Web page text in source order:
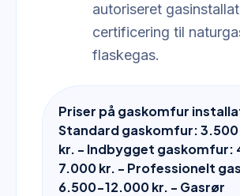
autoriseret
certificering til
flaskegas.
Priser på gaskomfur
Standard gaskomfur:
kr. - Indbygget gaskomfur:
7.000 kr. - Professionelt
6.500-12.000 kr. - Gasrør